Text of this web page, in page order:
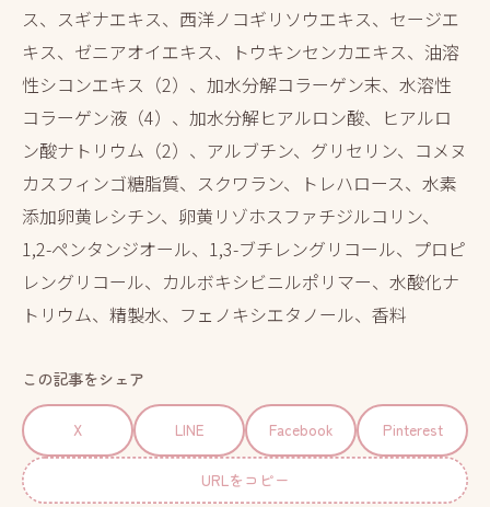
ス、スギナエキス、西洋ノコギリソウエキス、セージエ
キス、ゼニアオイエキス、トウキンセンカエキス、油溶
性シコンエキス（2）、加水分解コラーゲン末、水溶性
コラーゲン液（4）、加水分解ヒアルロン酸、ヒアルロ
ン酸ナトリウム（2）、アルブチン、グリセリン、コメヌ
カスフィンゴ糖脂質、スクワラン、トレハロース、水素
添加卵黄レシチン、卵黄リゾホスファチジルコリン、
1,2-ペンタンジオール、1,3-ブチレングリコール、プロピ
レングリコール、カルボキシビニルポリマー、水酸化ナ
トリウム、精製水、フェノキシエタノール、香料
この記事をシェア
X LINE Facebook Pinterest
URLをコピー